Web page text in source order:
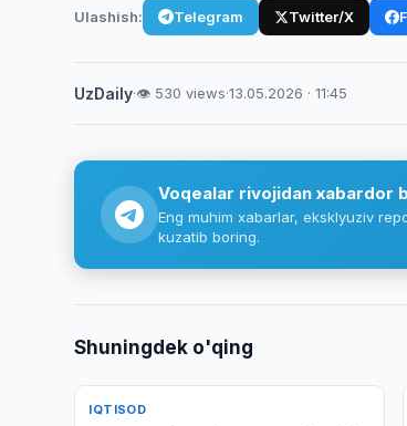
Ulashish: Telegram Twitter/X
UzDaily·👁 530 views·13.05.2026 · 11:45
Voqealar rivojidan xabardor
Eng muhim xabarlar, eksklyuziv
kuzatib boring.
Shuningdek o'qing
IQTISOD